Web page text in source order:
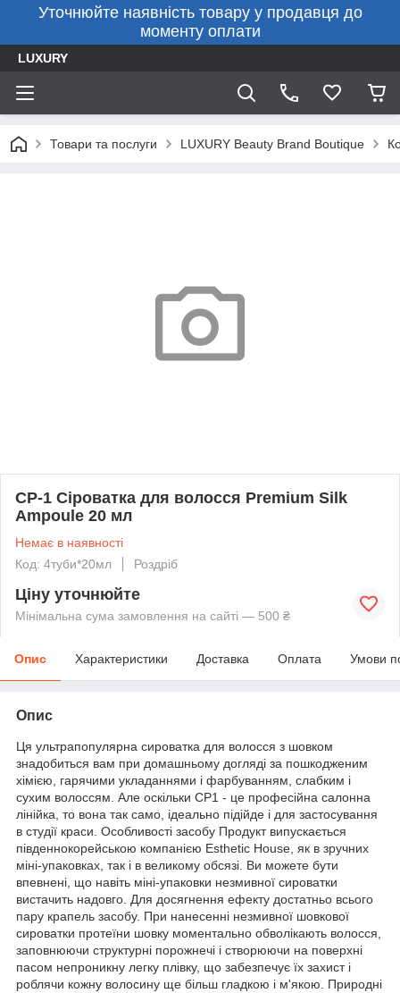
Уточнюйте наявність товару у продавця до
моменту оплати
LUXURY
Товари та послуги LUXURY Beauty Brand Boutique
CP-1 Сіроватка для волосся Premium Silk
Ampoule 20 мл
Немає в наявності
Код: 4туби*20мл
Роздріб
Ціну уточнюйте
Мінімальна сума замовлення на сайті — 500 ₴
Опис Характеристики Доставка Оплата Умови
Опис
Ця ультрапопулярна сироватка для волосся з шовком
знадобиться вам при домашньому догляді за пошкодженим
хімією, гарячими укладаннями і фарбуванням, слабким і
сухим волоссям. Але оскільки СР1 - це професійна салонна
лінійка, то вона так само, ідеально підійде і для застосування
в студії краси. Особливості засобу Продукт випускається
південнокорейською компанією Esthetic House, як в зручних
міні-упаковках, так і в великому обсязі. Ви можете бути
впевнені, що навіть міні-упаковки незмивної сироватки
вистачить надовго. Для досягнення ефекту достатньо всього
пару крапель засобу. При нанесенні незмивної шовкової
сироватки протеїни шовку моментально обволікають волосся,
заповнюючи структурні порожнечі і створюючи на поверхні
пасом непроникну легку плівку, що забезпечує їх захист і
роблячи кожну волосину ще більш гладкою і м'якою. Природні